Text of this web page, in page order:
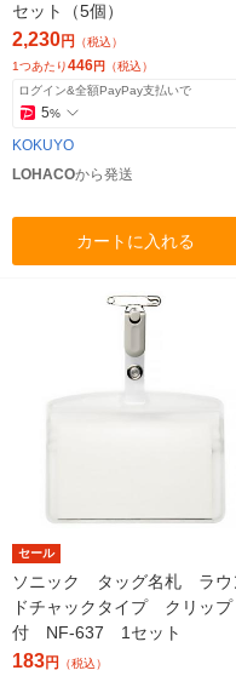
セット（5個）
2,230円
（税込）
1つあたり446円 （税込）
ログイン&全額PayPay支払いで
5%
KOKUYO
LOHACOから発送
カートに入れる
セール
ソニック タッグ名札 ラウ
ドチャックタイプ クリップ
付 NF-637 1セット
183円 （税込）